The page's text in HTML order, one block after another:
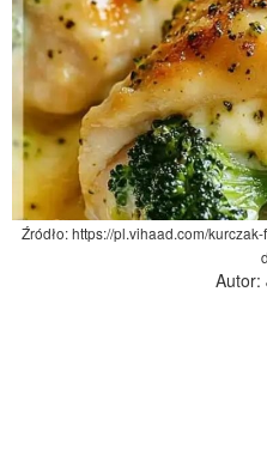
Źródło: https://pl.vihaad.com/
Autor: